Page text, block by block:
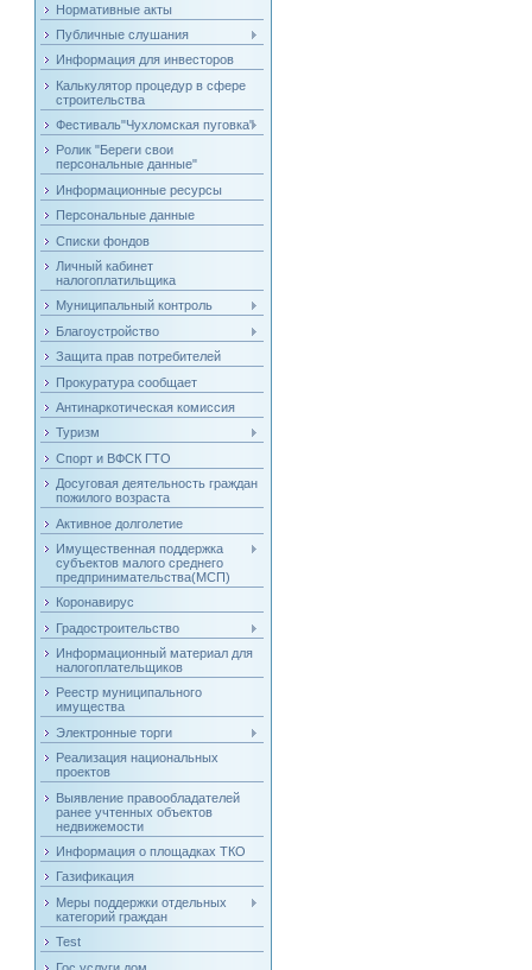
Нормативные акты
Публичные слушания
Информация для инвесторов
Калькулятор процедур в сфере
строительства
Фестиваль"Чухломская пуговка"
Ролик "Береги свои
персональные данные"
Информационные ресурсы
Персональные данные
Списки фондов
Личный кабинет
налогоплатильщика
Муниципальный контроль
Благоустройство
Защита прав потребителей
Прокуратура сообщает
Антинаркотическая комиссия
Туризм
Спорт и ВФСК ГТО
Досуговая деятельность граждан
пожилого возраста
Активное долголетие
Имущественная поддержка
субъектов малого среднего
предпринимательства(МСП)
Коронавирус
Градостроительство
Информационный материал для
налогоплательщиков
Реестр муниципального
имущества
Электронные торги
Реализация национальных
проектов
Выявление правообладателей
ранее учтенных объектов
недвижемости
Информация о площадках ТКО
Газификация
Меры поддержки отдельных
категорий граждан
Test